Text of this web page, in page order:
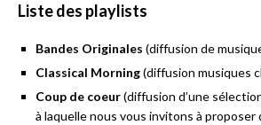
Liste des playlists
Bandes Originales (diffusion de
Classical Morning(diffusion musiques
Coup de coeur(diffusion d’une
à laquelle nous vous invitons à proposer